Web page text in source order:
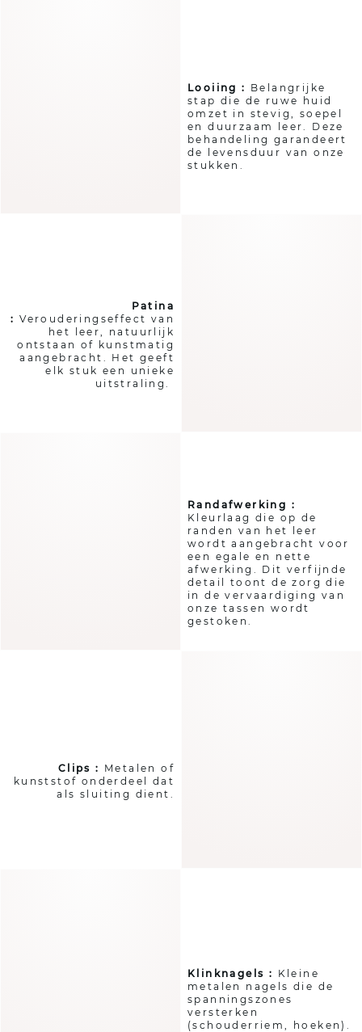
Looiing : Belangrijke
stap die de ruwe huid
omzet in stevig, soepel
en duurzaam leer. Deze
behandeling garandeert
de levensduur van onze
stukken.
Patina
: Verouderingseffect van
het leer, natuurlijk
ontstaan of kunstmatig
aangebracht. Het geeft
elk stuk een unieke
uitstraling.
Randafwerking :
Kleurlaag die op de
randen van het leer
wordt aangebracht voor
een egale en nette
afwerking. Dit verfijnde
detail toont de zorg die
in de vervaardiging van
onze tassen wordt
gestoken.
Clips : Metalen of
kunststof onderdeel dat
als sluiting dient.
Klinknagels : Kleine
metalen nagels die de
spanningszones
versterken
(schouderriem, hoeken).